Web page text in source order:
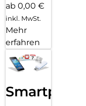
ab 0,00 €
inkl. MwSt.
Mehr
erfahren
Smartphone